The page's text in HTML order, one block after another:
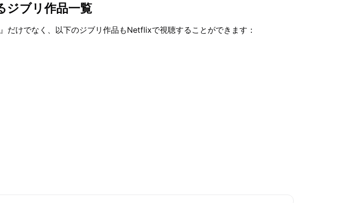
ジブリ作品一覧
だけでなく、以下のジブリ作品もNetflixで視聴することができます：